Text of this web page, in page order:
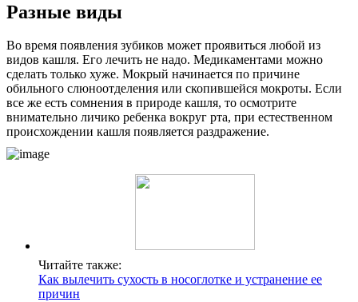
Разные виды
Во время появления зубиков может проявиться любой из
видов кашля. Его лечить не надо. Медикаментами можно
сделать только хуже. Мокрый начинается по причине
обильного слюноотделения или скопившейся мокроты. Если
все же есть сомнения в природе кашля, то осмотрите
внимательно личико ребенка вокруг рта, при естественном
происхождении кашля появляется раздражение.
Читайте также:
Как вылечить сухость в носоглотке и устранение ее
причин